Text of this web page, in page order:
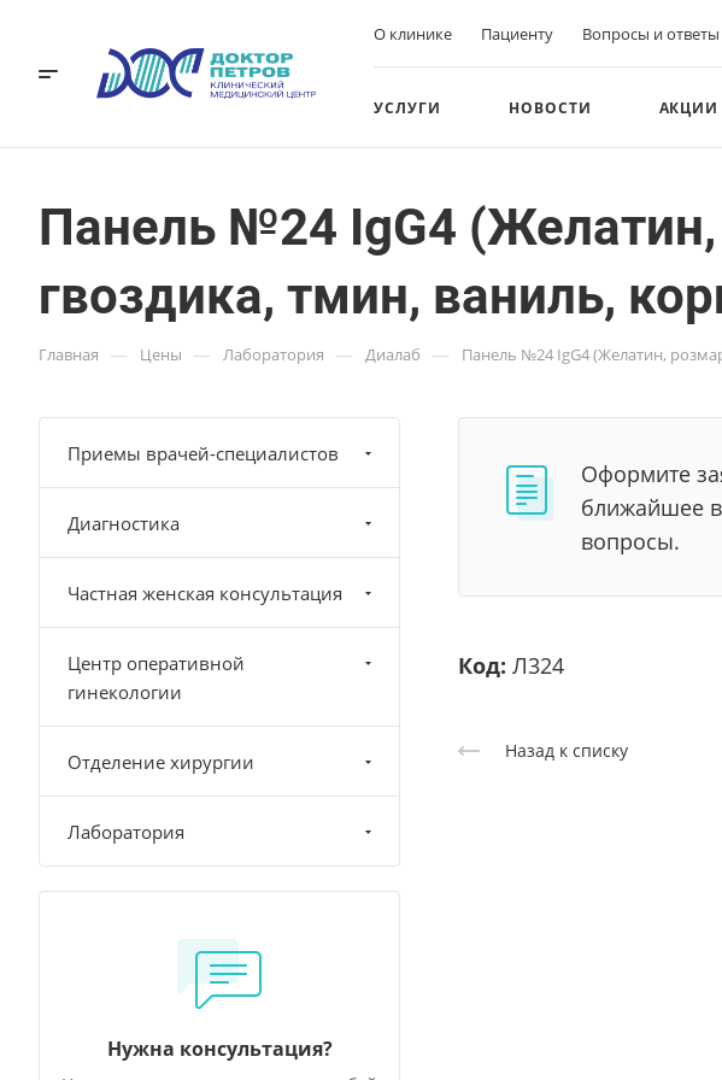
О клинике Пациенту Вопросы и ответы
УСЛУГИ НОВОСТИ АКЦИИ
Панель №24 IgG4
гвоздика, тмин, ваниль,
Главная — Цены — Лаборатория — Диалаб — Панель №24 IgG4 (Желатин,
Оформите
ближайшее
вопросы.
Код: Л324
Назад к списку
Приемы врачей-специалистов
Диагностика
Частная женская консультация
Центр оперативной
гинекологии
Отделение хирургии
Лаборатория
Нужна консультация?